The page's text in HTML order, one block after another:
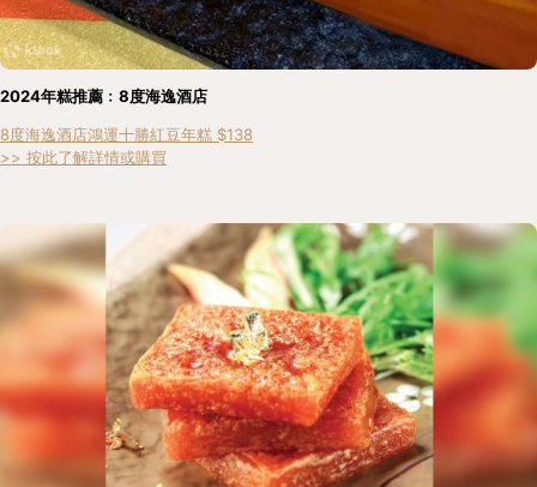
2024年糕推薦﹕8度海逸酒店
8度海逸酒店鴻運十勝紅豆年糕 $138
>> 按此了解詳情或購買